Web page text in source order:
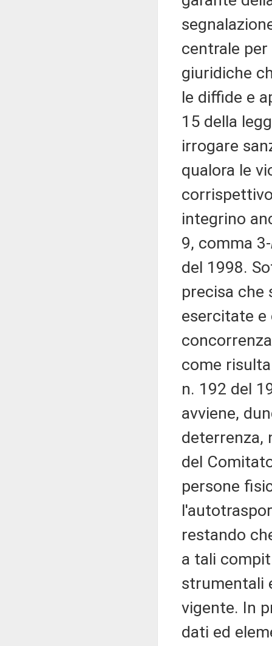
centrale
giuridiche
le diffide e
15 della
irrogare
qualora le
integrino
9, comma 3-
del 1998.
precisa che
esercitate e
come
n. 192 del
avviene,
deterrenza,
del
persone
restando
a tali
strumentali
vigente. In
dati ed